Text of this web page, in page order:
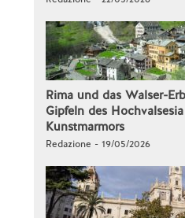
Rima und das Walser-
Gipfeln des
Kunstmarmors
Redazione - 19/05/2026